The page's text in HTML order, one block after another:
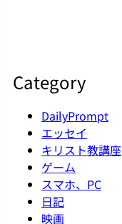
Category
DailyPrompt
エッセイ
キリスト教講座
ゲーム
スマホ、PC
日記
映画